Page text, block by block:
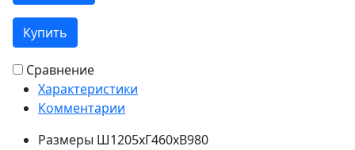
Купить
Сравнение
Характеристики
Комментарии
Размеры Ш1205хГ460хВ980